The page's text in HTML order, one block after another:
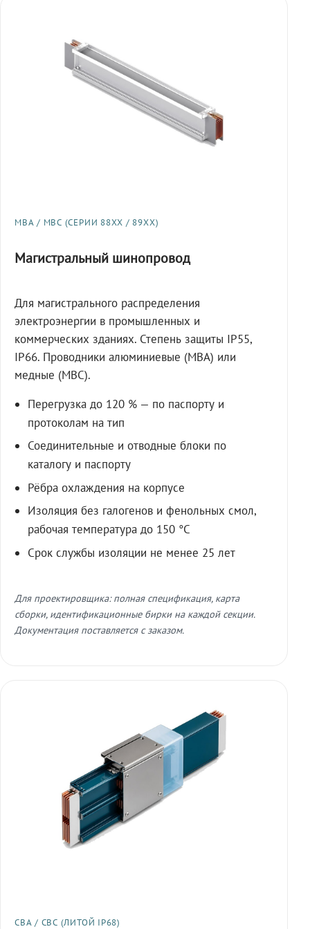
МВА / МВС (СЕРИИ 88XX / 89XX)
Магистральный шинопровод
Для магистрального распределения
электроэнергии в промышленных и
коммерческих зданиях. Степень защиты IP55,
IP66. Проводники алюминиевые (МВА) или
медные (МВС).
Перегрузка до 120 % — по паспорту и
протоколам на тип
Соединительные и отводные блоки по
каталогу и паспорту
Рёбра охлаждения на корпусе
Изоляция без галогенов и фенольных смол,
рабочая температура до 150 °C
Срок службы изоляции не менее 25 лет
Для проектировщика: полная спецификация, карта
сборки, идентификационные бирки на каждой секции.
Документация поставляется с заказом.
СВА / СВС (ЛИТОЙ IP68)